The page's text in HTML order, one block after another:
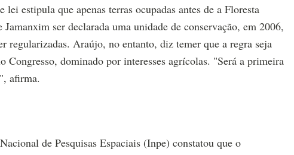
lei estipula que apenas terras ocupadas antes de a Floresta
Jamanxim ser declarada uma unidade de conservação, em 2006,
regularizadas. Araújo, no entanto, diz temer que a regra seja
Congresso, dominado por interesses agrícolas. "Será a primeira
afirma.
de Pesquisas Espaciais (Inpe) constatou que o